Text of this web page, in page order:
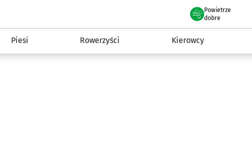
Komunikacja
Powietrze
we Wrocławiu
dobre
Piesi Rowerzyści Kierowcy